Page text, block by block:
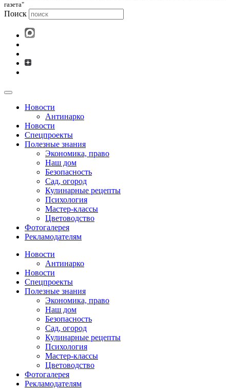
газета"
Поиск
Новости
Антинарко
Новости
Спецпроекты
Полезные знания
Экономика, право
Наш дом
Безопасность
Сад, огород
Кулинарные рецепты
Психология
Мастер-классы
Цветоводство
Фотогалерея
Рекламодателям
Новости
Антинарко
Новости
Спецпроекты
Полезные знания
Экономика, право
Наш дом
Безопасность
Сад, огород
Кулинарные рецепты
Психология
Мастер-классы
Цветоводство
Фотогалерея
Рекламодателям